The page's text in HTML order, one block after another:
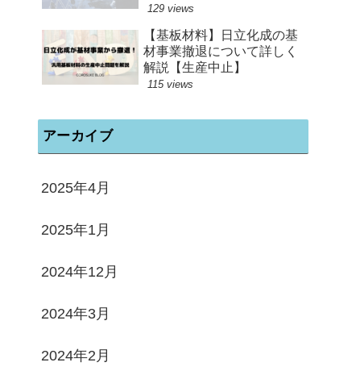
129 views
【基板材料】日立化成の基
材事業撤退について詳しく
解説【生産中止】
115 views
アーカイブ
2025年4月
2025年1月
2024年12月
2024年3月
2024年2月